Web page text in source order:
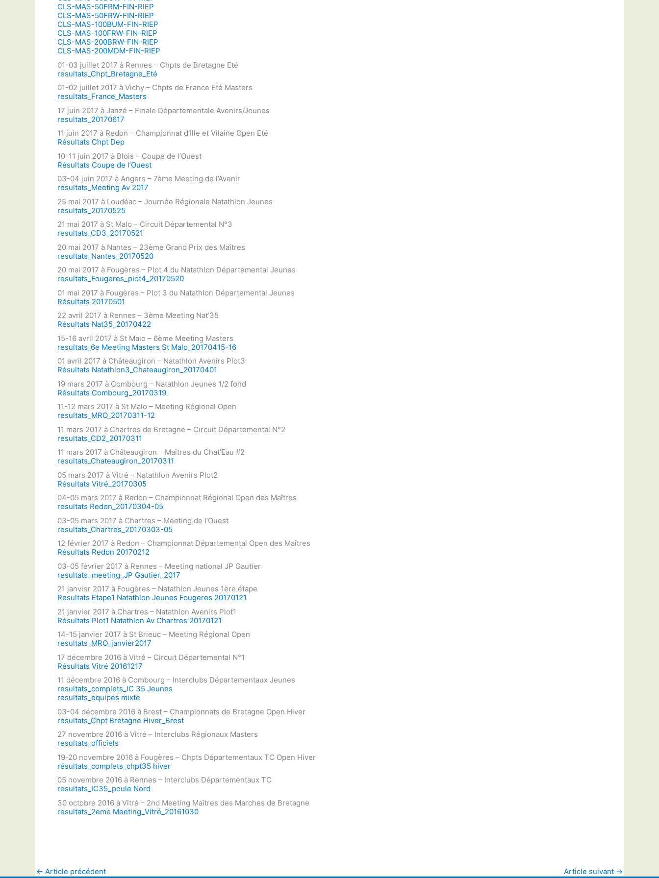
CLS-MAS-50FRM-FIN-RIEP
CLS-MAS-50FRW-FIN-RIEP
CLS-MAS-100BUM-FIN-RIEP
CLS-MAS-100FRW-FIN-RIEP
CLS-MAS-200BRW-FIN-RIEP
CLS-MAS-200MDM-FIN-RIEP
01-03 juillet 2017 à Rennes – Chpts de Bretagne Eté
resultats_Chpt_Bretagne_Eté
01-02 juillet 2017 à Vichy – Chpts de France Eté Masters
resultats_France_Masters
17 juin 2017 à Janzé – Finale Départementale Avenirs/Jeunes
resultats_20170617
11 juin 2017 à Redon – Championnat d’Ille et Vilaine Open Eté
Résultats Chpt Dep
10-11 juin 2017 à Blois – Coupe de l’Ouest
Résultats Coupe de l’Ouest
03-04 juin 2017 à Angers – 7ème Meeting de l’Avenir
resultats_Meeting Av 2017
25 mai 2017 à Loudéac – Journée Régionale Natathlon Jeunes
resultats_20170525
21 mai 2017 à St Malo – Circuit Départemental N°3
resultats_CD3_20170521
20 mai 2017 à Nantes – 23ème Grand Prix des Maîtres
resultats_Nantes_20170520
20 mai 2017 à Fougères – Plot 4 du Natathlon Départemental Jeunes
resultats_Fougeres_plot4_20170520
01 mai 2017 à Fougères – Plot 3 du Natathlon Départemental Jeunes
Résultats 20170501
22 avril 2017 à Rennes – 3ème Meeting Nat’35
Résultats Nat35_20170422
15-16 avril 2017 à St Malo – 6ème Meeting Masters
resultats_6e Meeting Masters St Malo_20170415-16
01 avril 2017 à Châteaugiron – Natathlon Avenirs Plot3
Résultats Natathlon3_Chateaugiron_20170401
19 mars 2017 à Combourg – Natathlon Jeunes 1/2 fond
Résultats Combourg_20170319
11-12 mars 2017 à St Malo – Meeting Régional Open
resultats_MRO_20170311-12
11 mars 2017 à Chartres de Bretagne – Circuit Départemental N°2
resultats_CD2_20170311
11 mars 2017 à Châteaugiron – Maîtres du Chat’Eau #2
resultats_Chateaugiron_20170311
05 mars 2017 à Vitré – Natathlon Avenirs Plot2
Résultats Vitré_20170305
04-05 mars 2017 à Redon – Championnat Régional Open des Maîtres
resultats Redon_20170304-05
03-05 mars 2017 à Chartres – Meeting de l’Ouest
resultats_Chartres_20170303-05
12 février 2017 à Redon – Championnat Départemental Open des Maîtres
Résultats Redon 20170212
03-05 février 2017 à Rennes – Meeting national JP Gautier
resultats_meeting_JP Gautier_2017
21 janvier 2017 à Fougères – Natathlon Jeunes 1ère étape
Resultats Etape1 Natathlon Jeunes Fougeres 20170121
21 janvier 2017 à Chartres – Natathlon Avenirs Plot1
Résultats Plot1 Natathlon Av Chartres 20170121
14-15 janvier 2017 à St Brieuc – Meeting Régional Open
resultats_MRO_janvier2017
17 décembre 2016 à Vitré – Circuit Départemental N°1
Résultats Vitré 20161217
11 décembre 2016 à Combourg – Interclubs Départementaux Jeunes
resultats_complets_IC 35 Jeunes
resultats_equipes mixte
03-04 décembre 2016 à Brest – Championnats de Bretagne Open Hiver
resultats_Chpt Bretagne Hiver_Brest
27 novembre 2016 à Vitré – Interclubs Régionaux Masters
resultats_officiels
19-20 novembre 2016 à Fougères – Chpts Départementaux TC Open Hiver
résultats_complets_chpt35 hiver
05 novembre 2016 à Rennes – Interclubs Départementaux TC
resultats_IC35_poule Nord
30 octobre 2016 à Vitré – 2nd Meeting Maîtres des Marches de Bretagne
resultats_2eme Meeting_Vitré_20161030
← Article précédent Article suivant →